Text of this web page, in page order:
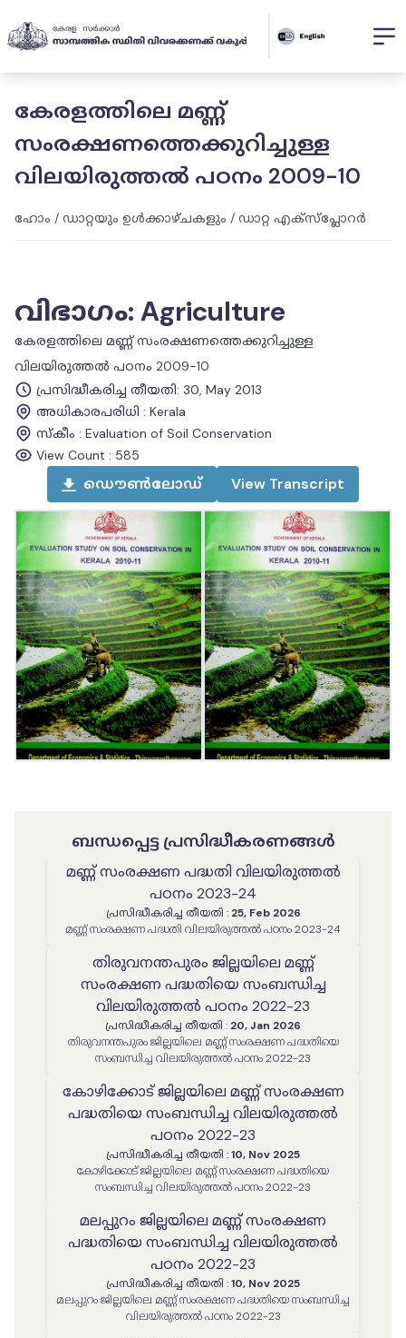
കേരളത്തിലെ മണ്ണ്
സംരക്ഷണത്തെക്കുറിച്ചുള്ള
വിലയിരുത്തൽ പഠനം 2009-10
ഹോം / ഡാറ്റയും ഉൾക്കാഴ്ചകളും / ഡാറ്റ എക്സ്പ്ലോറർ
വിഭാഗം: Agriculture
കേരളത്തിലെ മണ്ണ് സംരക്ഷണത്തെക്കുറിച്ചുള്ള
വിലയിരുത്തൽ പഠനം 2009-10
പ്രസിദ്ധീകരിച്ച തീയതി: 30, May 2013
അധികാരപരിധി : Kerala
സ്കീം : Evaluation of Soil Conservation
View Count : 585
ഡൌൺലോഡ് View Transcript
ബന്ധപ്പെട്ട പ്രസിദ്ധീകരണങ്ങൾ
മണ്ണ് സംരക്ഷണ പദ്ധതി വിലയിരുത്തൽ
പഠനം 2023-24
പ്രസിദ്ധീകരിച്ച തീയതി : 25, Feb 2026
മണ്ണ് സംരക്ഷണ പദ്ധതി വിലയിരുത്തൽ പഠനം 2023-24
തിരുവനന്തപുരം ജില്ലയിലെ മണ്ണ്
സംരക്ഷണ പദ്ധതിയെ സംബന്ധിച്ച
വിലയിരുത്തൽ പഠനം 2022-23
പ്രസിദ്ധീകരിച്ച തീയതി : 20, Jan 2026
തിരുവനന്തപുരം ജില്ലയിലെ മണ്ണ് സംരക്ഷണ പദ്ധതിയെ
സംബന്ധിച്ച വിലയിരുത്തൽ പഠനം 2022-23
കോഴിക്കോട് ജില്ലയിലെ മണ്ണ് സംരക്ഷണ
പദ്ധതിയെ സംബന്ധിച്ച വിലയിരുത്തൽ
പഠനം 2022-23
പ്രസിദ്ധീകരിച്ച തീയതി :10, Nov 2025
കോഴിക്കോട് ജില്ലയിലെ മണ്ണ് സംരക്ഷണ പദ്ധതിയെ
സംബന്ധിച്ച വിലയിരുത്തൽ പഠനം 2022-23
മലപ്പുറം ജില്ലയിലെ മണ്ണ് സംരക്ഷണ
പദ്ധതിയെ സംബന്ധിച്ച വിലയിരുത്തൽ
പഠനം 2022-23
പ്രസിദ്ധീകരിച്ച തീയതി :10, Nov 2025
മലപ്പുറം ജില്ലയിലെ മണ്ണ് സംരക്ഷണ പദ്ധതിയെ സംബന്ധിച്ച
വിലയിരുത്തൽ പഠനം 2022-23